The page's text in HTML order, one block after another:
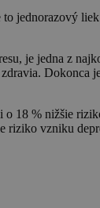
jednorazový
je jedna z
Dokonca
18 % nižšie
riziko vzniku